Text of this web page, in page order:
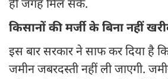
ही जगह मिल सके.
किसानों की मर्जी के बिना नहीं
इस बार सरकार ने साफ कर दिया है
जमीन जबरदस्ती नहीं ली जाएगी.